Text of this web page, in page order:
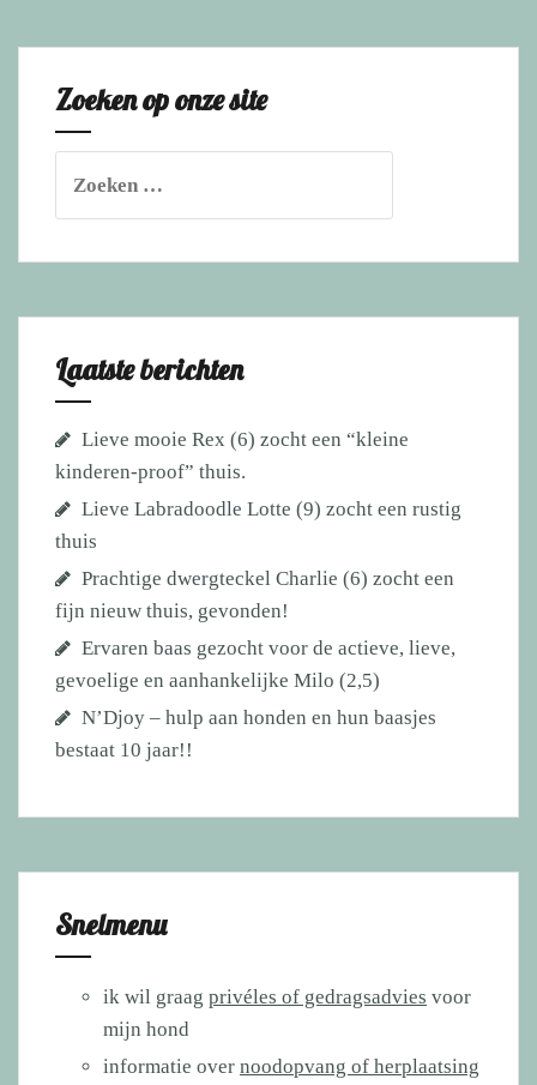
en
geeft
heerlijk
Zoeken op onze site
naar:
Laatste berichten
Lieve mooie Rex (6) zocht een “kleine
kinderen-proof” thuis.
Lieve Labradoodle Lotte (9) zocht een rustig
thuis
Prachtige dwergteckel Charlie (6) zocht een
fijn nieuw thuis, gevonden!
Ervaren baas gezocht voor de actieve, lieve,
gevoelige en aanhankelijke Milo (2,5)
N’Djoy – hulp aan honden en hun baasjes
bestaat 10 jaar!!
Snelmenu
ik wil graag privéles of gedragsadvies voor
mijn hond
informatie over noodopvang of herplaatsing